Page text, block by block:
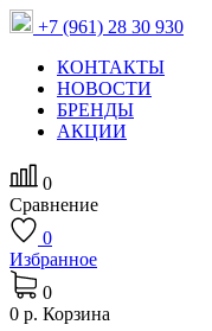
+7 (961) 28 30 930
КОНТАКТЫ
НОВОСТИ
БРЕНДЫ
АКЦИИ
0
Сравнение
0
Избранное
0
0 р. Корзина